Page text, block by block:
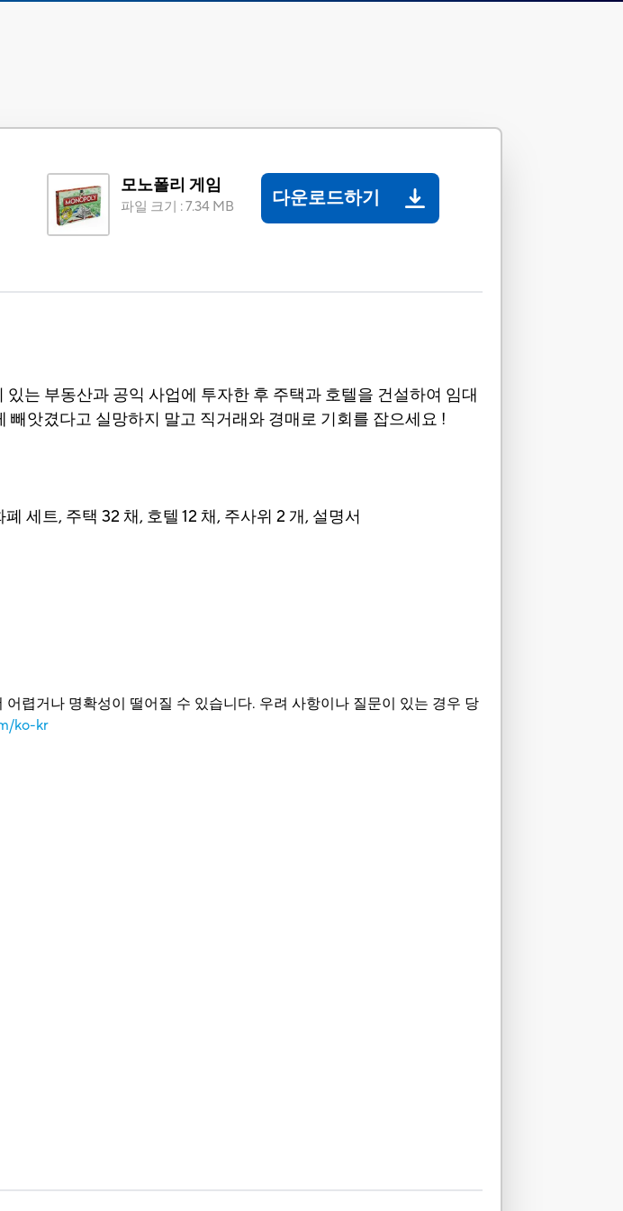
모노폴리 게임
파일 크기 :7.34 MB 다운로드하기
는 부동산과 공익 사업에 투자한 후 주택과 호텔을 건설하여 임대
앗겼다고 실망하지 말고 직거래와 경매로 기회를 잡으세요 !
세트, 주택 32 채, 호텔 12 채, 주사위 2 개, 설명서
렵거나 명확성이 떨어질 수 있습니다. 우려 사항이나 질문이 있는 경우 당
ko-kr